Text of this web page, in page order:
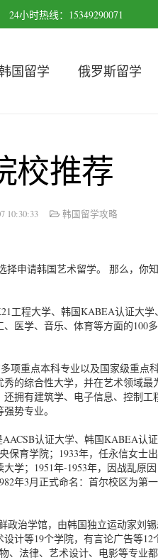
24小时热线：15349290071
国留学 俄罗斯留学
校推荐
10:30:33 韩国留学攻略
申请韩国艺术留学。 那么，你
工程大学、韩国KABEA认证大
医学、音乐、体育等方面的100
项重点本科专业以及国家级重点
的综合性大学，并在艺术领域最
拥有建筑学、电子信息、控制工
势专业。
认证大学、韩国KABEA认
保育学院；1933年，任永信女士
学；1951年-1953年，因战乱原
年3月正式命名：首尔校区为第
政治学馆，由韩国独立运动家刘
计等19个学院，有言论广告等12
法律、艺术设计、电影等专业都